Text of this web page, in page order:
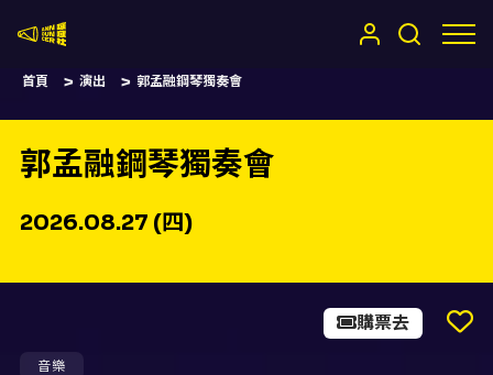
首頁 演出 郭孟融鋼琴獨奏會
郭孟融鋼琴獨奏會
2026.08.27 (四)
音樂
購票去